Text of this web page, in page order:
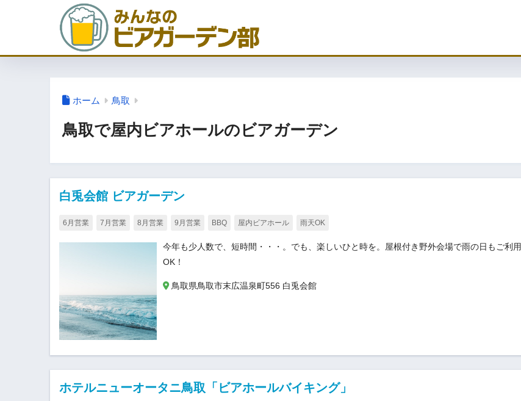
ホーム 鳥取
鳥取で屋内ビアホールのビアガーデン
白兎会館 ビアガーデン
6月営業 7月営業 8月営業 9月営業 BBQ 屋内ビアホール 雨天OK
今年も少人数で、短時間・・・。でも、楽しいひと時を。屋根付き野外会場で雨の日もご利用
OK！
鳥取県鳥取市末広温泉町556 白兎会館
ホテルニューオータニ鳥取「ビアホールバイキング」